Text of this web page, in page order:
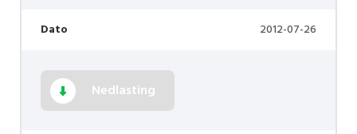
Dato 2012-07-26
Nedlasting